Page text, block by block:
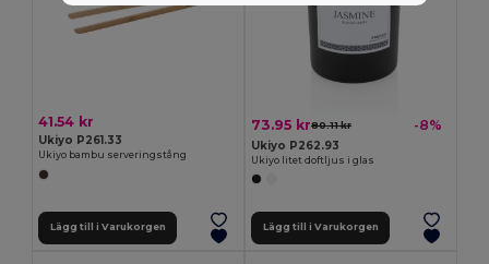
41.54 kr
Ukiyo P261.33
Ukiyo bambu serveringstång
Lägg till i Varukorgen
73.95 kr80.11 kr -8%
Ukiyo P262.93
Ukiyo litet doftljus i glas
Lägg till i Varukorgen